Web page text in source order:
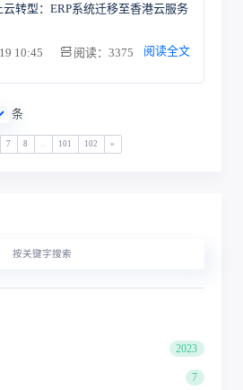
转型：ERP系统迁移至香港云服务
10:45
阅读：3375 阅读全文
条
7 8 101 102 »
2023
7